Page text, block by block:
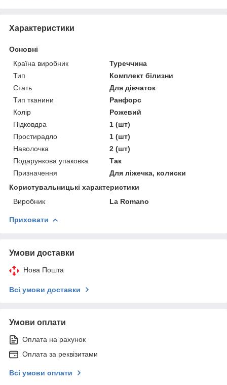
Характеристики
Основні
Країна виробник
Туреччина
Тип
Комплект білизни
Стать
Для дівчаток
Тип тканини
Ранфорс
Колір
Рожевий
Підковдра
1 (шт)
Простирадло
1 (шт)
Наволочка
2 (шт)
Подарункова упаковка
Так
Призначення
Для ліжечка, колиски
Користувальницькі характеристики
Виробник
La Romano
Приховати
Умови доставки
Нова Пошта
Всі умови доставки
Умови оплати
Оплата на рахунок
Оплата за реквізитами
Всі умови оплати